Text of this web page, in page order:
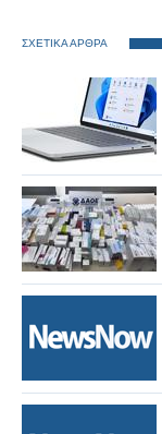
ΣΧΕΤΙΚΑ ΑΡΘΡΑ